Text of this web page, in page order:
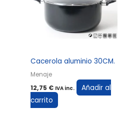
Cacerola aluminio 30CM.
Menaje
12,75 € IVA inc.
Añadir al
carrito